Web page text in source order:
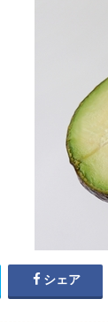
シェア